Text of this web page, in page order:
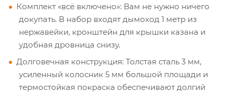
Комплект «всё включено»: Вам не нужно ничего
докупать. В набор входят дымоход 1 метр из
нержавейки, кронштейн для крышки казана и
удобная дровница снизу.
Долговечная конструкция: Толстая сталь 3 мм,
усиленный колосник 5 мм большой площади и
термостойкая покраска обеспечивают долгий